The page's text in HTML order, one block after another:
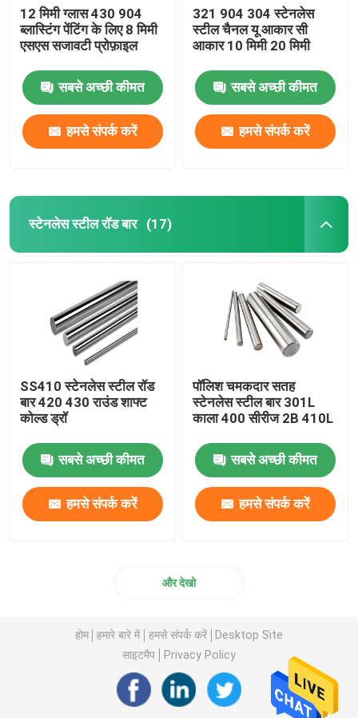
12 मिमी ग्लास 430 904
ब्लास्टिंग पेंटिंग के लिए 8 मिमी
एसएस सजावटी प्रोफ़ाइल
सबसे अच्छी कीमत
हमसे संपर्क करें
321 904 304 स्टेनलेस
स्टील चैनल यू आकार सी
आकार 10 मिमी 20 मिमी
सबसे अच्छी कीमत
हमसे संपर्क करें
स्टेनलेस स्टील रॉड बार (17)
SS410 स्टेनलेस स्टील रॉड
बार 420 430 राउंड शाफ्ट
कोल्ड ड्रॉ
सबसे अच्छी कीमत
हमसे संपर्क करें
पॉलिश चमकदार सतह
स्टेनलेस स्टील बार 301L
काला 400 सीरीज 2B 410L
सबसे अच्छी कीमत
हमसे संपर्क करें
और देखो
होम हमारे बारे में हमसे संपर्क करें
Desktop Site
साइटमैप
Privacy Policy